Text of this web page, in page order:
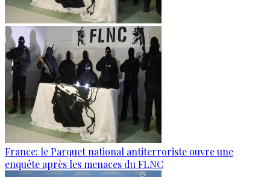
France: le Parquet national antiterroriste ouvre une
enquête après les menaces du FLNC